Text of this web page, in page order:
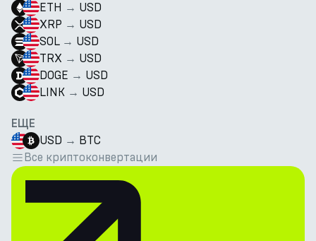
ETH → USD
XRP → USD
SOL → USD
TRX → USD
DOGE → USD
LINK → USD
ЕЩЕ
USD → BTC
Все криптоконвертации